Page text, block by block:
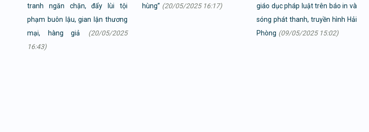
tranh ngăn chặn, đẩy lùi tội
phạm buôn lậu, gian lận thương
mại, hàng giả
(20/05/2025
16:43)
hùng” (20/05/2025 16:17)
giáo dục pháp luật trên báo in và
sóng phát thanh, truyền hình Hải
Phòng (09/05/2025 15:02)